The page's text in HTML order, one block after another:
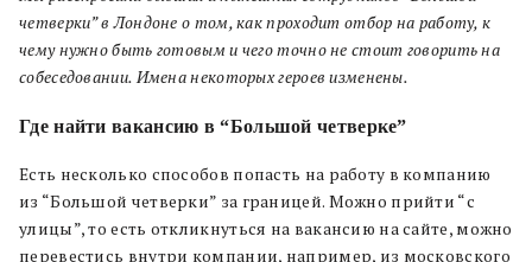
четверки” в Лондоне о том, как проходит отбор на работу, к
чему нужно быть готовым и чего точно не стоит говорить на
собеседовании. Имена некоторых героев изменены.
Где найти вакансию в “Большой четверке”
Есть несколько способов попасть на работу в компанию
из “Большой четверки” за границей. Можно прийти “с
улицы”, то есть откликнуться на вакансию на сайте, можно
перевестись внутри компании, например, из московского